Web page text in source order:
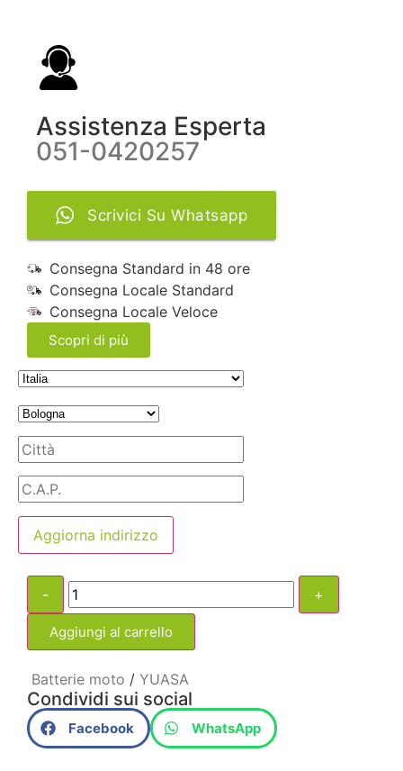
Assistenza Esperta
051-0420257
Scrivici Su Whatsapp
Consegna Standard in 48 ore
Consegna Locale Standard
Consegna Locale Veloce
Scopri di più
Aggiorna indirizzo
- +
Aggiungi al carrello
Batterie moto / YUASA
Condividi sui social
Facebook WhatsApp